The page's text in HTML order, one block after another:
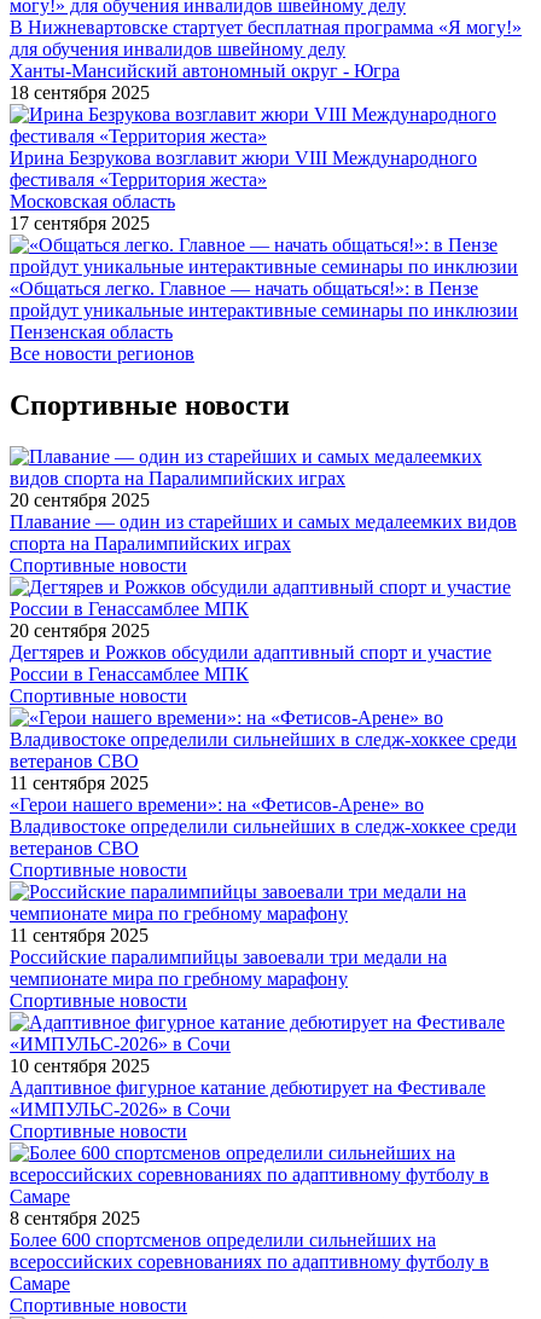
В Нижневартовске стартует бесплатная программа «Я могу!»
для обучения инвалидов швейному делу
Ханты-Мансийский автономный округ - Югра
18 сентября 2025
Ирина Безрукова возглавит жюри VIII Международного
фестиваля «Территория жеста»
Московская область
17 сентября 2025
«Общаться легко. Главное — начать общаться!»: в Пензе
пройдут уникальные интерактивные семинары по инклюзии
Пензенская область
Все новости регионов
Спортивные новости
20 сентября 2025
Плавание — один из старейших и самых медалеемких видов
спорта на Паралимпийских играх
Спортивные новости
20 сентября 2025
Дегтярев и Рожков обсудили адаптивный спорт и участие
России в Генассамблее МПК
Спортивные новости
11 сентября 2025
«Герои нашего времени»: на «Фетисов-Арене» во
Владивостоке определили сильнейших в следж-хоккее среди
ветеранов СВО
Спортивные новости
11 сентября 2025
Российские паралимпийцы завоевали три медали на
чемпионате мира по гребному марафону
Спортивные новости
10 сентября 2025
Адаптивное фигурное катание дебютирует на Фестивале
«ИМПУЛЬС-2026» в Сочи
Спортивные новости
8 сентября 2025
Более 600 спортсменов определили сильнейших на
всероссийских соревнованиях по адаптивному футболу в
Самаре
Спортивные новости